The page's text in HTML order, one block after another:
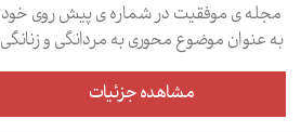
مجله ی موفقیت در شماره ی پیش روی خود
به عنوان موضوع محوری به مردانگی و زنانگی
سمی پرداخته است؛ علاوه بر این که؛ گفت و
گویی اختصاصی داشته ایم با فردین علیخواه،
جامعه شناس در بخش های مختلف تلاش
مشاهده جزئیات